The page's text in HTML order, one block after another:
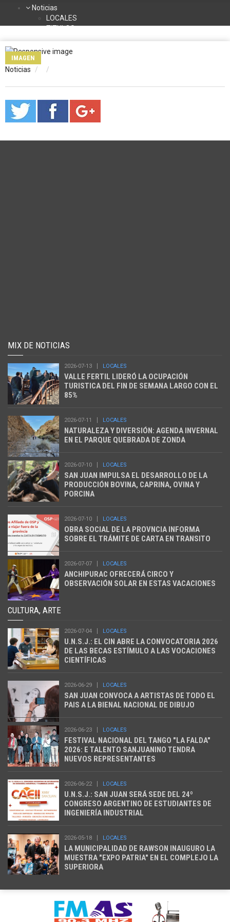
Noticias
LOCALES
TITULOS
NACIONALES
TURISMO
Programación
IMAGEN
Noticias
MIX DE NOTICIAS
2026-07-13 LOCALES
VALLE FERTIL LIDERÓ LA OCUPACIÓN
TURISTICA DEL FIN DE SEMANA LARGO CON EL
85%
2026-07-11 LOCALES
NATURALEZA Y DIVERSIÓN: AGENDA INVERNAL
EN EL PARQUE QUEBRADA DE ZONDA
2026-07-10 LOCALES
SAN JUAN IMPULSA EL DESARROLLO DE LA
PRODUCCIÓN BOVINA, CAPRINA, OVINA Y
PORCINA
2026-07-10 LOCALES
OBRA SOCIAL DE LA PROVNCIA INFORMA
SOBRE EL TRÁMITE DE CARTA EN TRANSITO
2026-07-07 LOCALES
ANCHIPURAC OFRECERÁ CIRCO Y
OBSERVACIÓN SOLAR EN ESTAS VACACIONES
CULTURA, ARTE
2026-07-04 LOCALES
U.N.S.J.: EL CIN ABRE LA CONVOCATORIA 2026
DE LAS BECAS ESTÍMULO A LAS VOCACIONES
CIENTÍFICAS
2026-06-29 LOCALES
SAN JUAN CONVOCA A ARTISTAS DE TODO EL
PAIS A LA BIENAL NACIONAL DE DIBUJO
2026-06-23 LOCALES
FESTIVAL NACIONAL DEL TANGO "LA FALDA"
2026: E TALENTO SANJUANINO TENDRA
NUEVOS REPRESENTANTES
2026-06-22 LOCALES
U.N.S.J.: SAN JUAN SERÁ SEDE DEL 24º
CONGRESO ARGENTINO DE ESTUDIANTES DE
INGENIERÍA INDUSTRIAL
2026-05-18 LOCALES
LA MUNICIPALIDAD DE RAWSON INAUGURO LA
MUESTRA "EXPO PATRIA" EN EL COMPLEJO LA
SUPERIORA